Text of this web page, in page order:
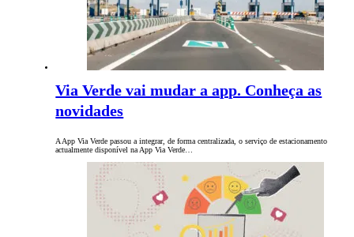
Via Verde vai mudar a app. Conheça as
novidades
A App Via Verde passou a integrar, de forma centralizada, o serviço de estacionamento
actualmente disponível na App Via Verde…